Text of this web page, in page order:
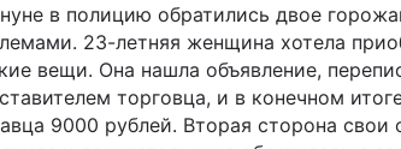
в полицию обратились двое
23-летняя женщина хотела
вещи. Она нашла объявление,
торговца, и в конечном
9000 рублей. Вторая сторона свои